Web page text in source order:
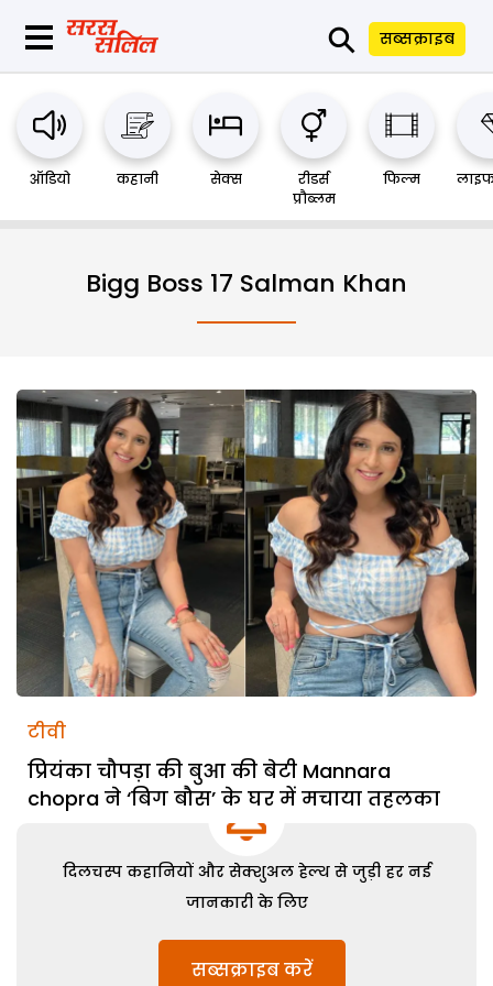
⚲ सब्सक्राइब
ऑडियो कहानी सेक्स
रीडर्स
प्रौब्लम
फिल्म
Bigg Boss 17 Salman Khan
टीवी
प्रियंका चौपड़ा की बुआ की बेटी Mannara
chopra ने ‘बिग बौस’ के घर में मचाया तहलका
दिलचस्प कहानियों और सेक्शुअल हेल्थ से जुड़ी हर नई
जानकारी के लिए
सब्सक्राइब करें